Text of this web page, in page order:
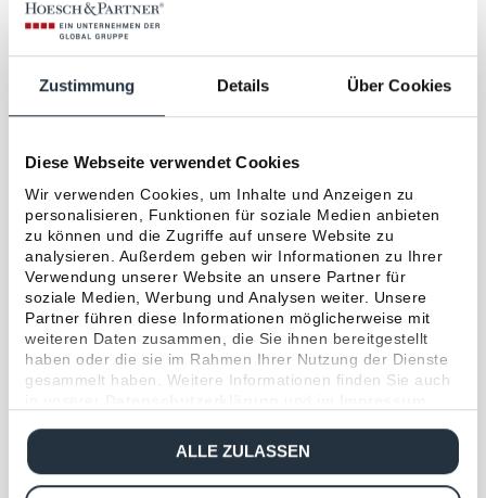
Zustimmung Details Über Cookies
Diese Webseite verwendet Cookies
Wir verwenden Cookies, um Inhalte und Anzeigen zu
personalisieren, Funktionen für soziale Medien anbieten
zu können und die Zugriffe auf unsere Website zu
analysieren. Außerdem geben wir Informationen zu Ihrer
Verwendung unserer Website an unsere Partner für
soziale Medien, Werbung und Analysen weiter. Unsere
Partner führen diese Informationen möglicherweise mit
weiteren Daten zusammen, die Sie ihnen bereitgestellt
haben oder die sie im Rahmen Ihrer Nutzung der Dienste
gesammelt haben. Weitere Informationen finden Sie auch
ALLE ZULASSEN
Ort*
Beruf
Telefon*
E-Mail*
Standort
Sie sind bereits Kunde?*